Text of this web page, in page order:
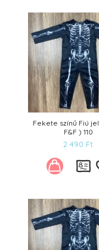
Fekete színű Fiú
F&F ) 110
2 490 Ft